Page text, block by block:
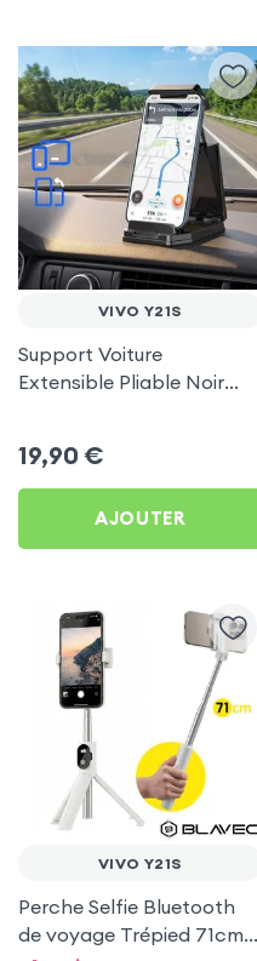
VIVO Y21S
Support Voiture
Extensible Pliable Noir
19,90 €
AJOUTER
VIVO Y21S
Perche Selfie Bluetooth
de voyage Trépied 71cm -